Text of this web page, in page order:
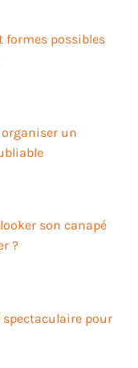
formes possibles
un
son canapé
?
pour